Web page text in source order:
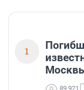
или готовый
успех сделки
1
89 921